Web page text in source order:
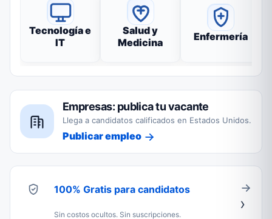
Tecnología e
IT
Salud y
Medicina
Enfermería
Empresas: publica tu vacante
Llega a candidatos calificados en Estados Unidos.
Publicar empleo
100% Gratis para candidatos
Sin costos ocultos. Sin suscripciones.